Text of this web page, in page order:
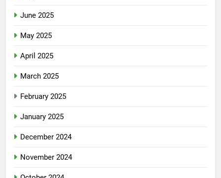
June 2025
May 2025
April 2025
March 2025
February 2025
January 2025
December 2024
November 2024